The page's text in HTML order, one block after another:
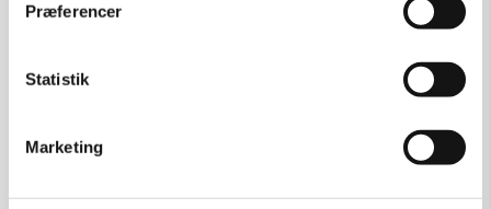
Præferencer
Statistik
Marketing
Kunstner: Henning U. Sørensen